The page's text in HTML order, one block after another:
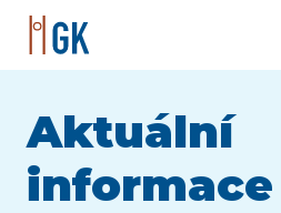
Aktuální
informace